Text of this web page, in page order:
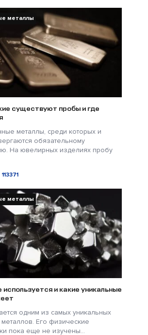
металлы
существуют пробы и где
металлы, среди которых и
обязательному
На ювелирных изделиях пробу
113371
металлы
используется и какие уникальные
одним из самых уникальных
Его физические
пока еще не изучены...